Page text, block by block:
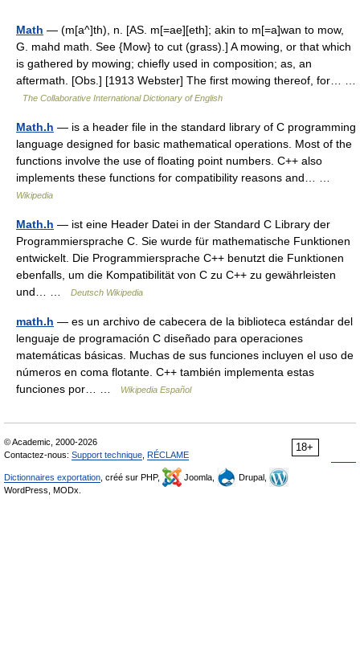
Math — (m[a^]th), n. [AS. m[=ae][eth]; akin to m[=a]wan to mow,
G. mahd math. See {Mow} to cut (grass).] A mowing, or that which
is gathered by mowing; chiefly used in composition; as, an
aftermath. [Obs.] [1913 Webster] The first mowing thereof, for… …
The Collaborative International Dictionary of English
Math.h — is a header file in the standard library of C programming
language designed for basic mathematical operations. Most of the
functions involve the use of floating point numbers. C++ also
implements these functions for compatibility reasons and… …
Wikipedia
Math.h — ist eine Header Datei in der Standard C Library der
Programmiersprache C. Sie wurde für mathematische Funktionen
entwickelt. Die Programmiersprache C++ benutzt die Funktionen
ebenfalls, um die Kompatibilität von C zu C++ zu gewährleisten
und… …
Deutsch Wikipedia
math.h — es un archivo de cabecera de la biblioteca estándar del
lenguaje de programación C diseñado para operaciones
matemáticas básicas. Muchas de sus funciones incluyen el uso de
números en coma flotante. C++ también implementa estas
funciones por… …
Wikipedia Español
18+
© Academic, 2000-2026
Contactez-nous: Support technique RÉCLAME
Dictionnaires exportation , créé sur PHP, Joomla,
Drupal,
WordPress, MODx.